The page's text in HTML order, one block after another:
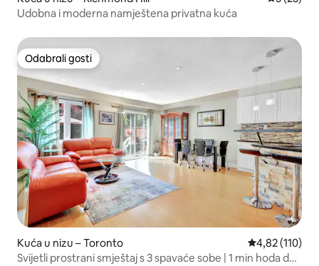
Udobna i moderna namještena privatna kuća
Odabrali gosti
Odabrali gosti
Kuća u nizu – Toronto Prosječna
4,82 (110)
Svijetli prostrani smještaj s 3 spavaće sobe | 1 min hoda do